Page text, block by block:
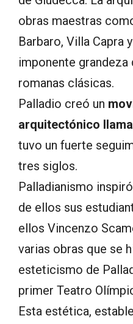
obras maestras
Barbaro, Villa Capra
imponente grandeza
romanas clásicas.
Palladio creó un
arquitectónico
tuvo un fuerte
tres siglos.
Palladianismo
de ellos sus
ellos Vincenzo
varias obras que se
esteticismo de
primer Teatro
Esta estética,